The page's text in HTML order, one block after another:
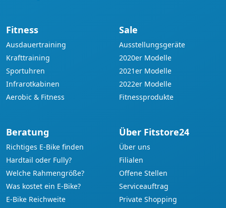
Fitness
Ausdauertraining
Krafttraining
Sportuhren
Infrarotkabinen
Aerobic & Fitness
Sale
Ausstellungsgeräte
2020er Modelle
2021er Modelle
2022er Modelle
Fitnessprodukte
Beratung
Richtiges E-Bike finden
Hardtail oder Fully?
Welche Rahmengröße?
Was kostet ein E-Bike?
E-Bike Reichweite
Über Fitstore24
Über uns
Filialen
Offene Stellen
Serviceauftrag
Private Shopping